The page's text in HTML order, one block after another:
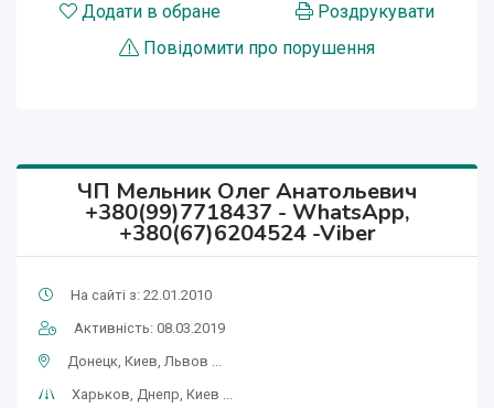
Додати в обране
Роздрукувати
Повідомити про порушення
ЧП Мельник Олег Анатольевич
+380(99)7718437 - WhatsApp,
+380(67)6204524 -Viber
На сайті з: 22.01.2010
Активність: 08.03.2019
Донецк, Киев, Львов ...
Харьков, Днепр, Киев ...